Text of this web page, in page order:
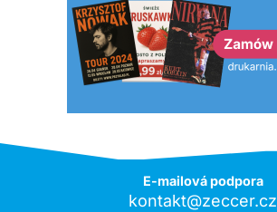
E-mailová podpora
kontakt@zeccer.cz